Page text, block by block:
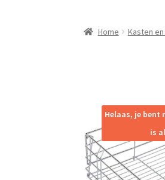
Home Kasten
Helaas, je
is